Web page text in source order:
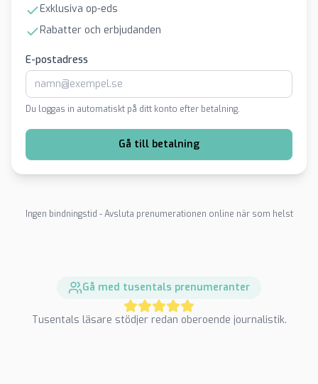
Exklusiva op-eds
Rabatter och erbjudanden
E-postadress
Du loggas in automatiskt på ditt konto efter betalning.
Gå till betalning
Ingen bindningstid - Avsluta prenumerationen online när som helst
Gå med tusentals prenumeranter
Tusentals läsare stödjer redan oberoende journalistik.